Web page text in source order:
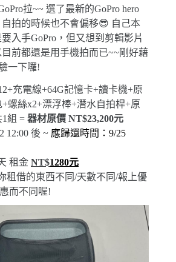
拉~~ 選了最新的GoPro hero
拍的時候也不會偏移😎 自己本
入手GoPro，但又想到剪輯影片
前都還是用手機拍而已~~剛好藉
一下囉!
充電線+64G記憶卡+讀卡機+原
螺絲x2+漂浮棒+潛水自拍桿+原
組 = 器材原價 NT$23,200元
12:00 後 ~ 應歸還時間：9/25
租金 NT$1280元
租借的東西不同/天數不同/報上優
而不同喔!